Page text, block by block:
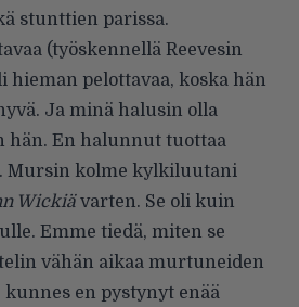
stunttien parissa.
(työskennellä Reevesin
hieman pelottavaa, koska hän
Ja minä halusin olla
hän. En halunnut tuottaa
Mursin kolme kylkiluutani
Wickiävarten. Se oli kuin
Emme tiedä, miten se
vähän aikaa murtuneiden
en pystynyt enää